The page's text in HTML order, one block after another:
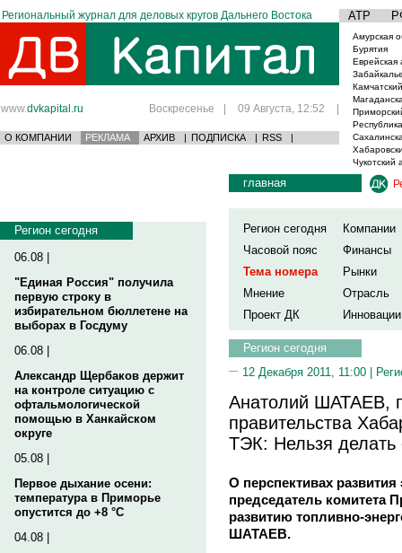
Региональный журнал для деловых кругов Дальнего Востока АТР
www.dvkapital.ru Воскресенье | 09 Августа, 12:52 |
О КОМПАНИИ РЕКЛАМА АРХИВ | ПОДПИСКА | RSS |
Амурская
Бурятия
Еврейская
Чукотский
Регион сегодня
06.08 |
"Единая Россия" получила
первую строку в
избирательном бюллетене на
выборах в Госдуму
06.08 |
Александр Щербаков держит
на контроле ситуацию с
офтальмологической
помощью в Ханкайском
округе
05.08 |
Первое дыхание осени:
температура в Приморье
опустится до +8 °C
04.08 |
главная
Регион сегодня
Компании
Часовой пояс
Финансы
Тема номера
Рынки
Мнение
Отрасль
Проект ДК
Инновации
Регион сегодня
12 Декабря 2011, 11:00 |
Анатолий ШАТАЕВ,
правительства
ТЭК: Нельзя делать
О перспективах развития
председатель комитета
развитию топливно-
ШАТАЕВ.